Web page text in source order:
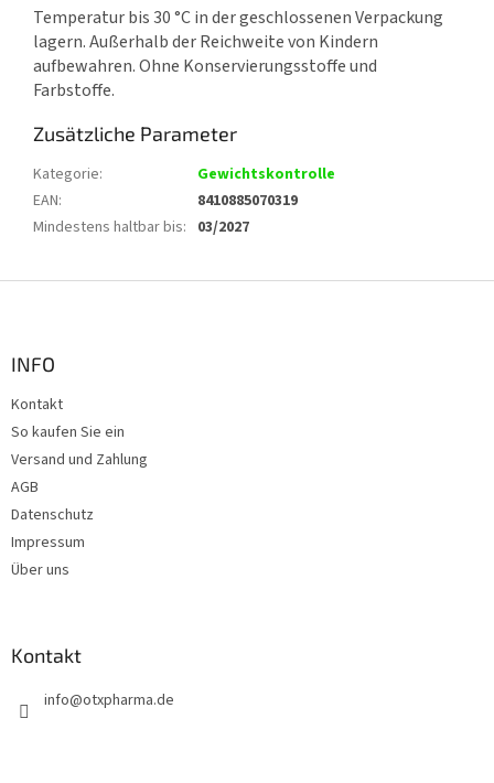
Temperatur bis 30 °C in der geschlossenen Verpackung
lagern. Außerhalb der Reichweite von Kindern
aufbewahren. Ohne Konservierungsstoffe und
Farbstoffe.
Zusätzliche Parameter
Kategorie:
Gewichtskontrolle
EAN:
8410885070319
Mindestens haltbar bis: 03/2027
INFO
Kontakt
So kaufen Sie ein
Versand und Zahlung
AGB
Datenschutz
Impressum
Über uns
Kontakt
info@otxpharma.de